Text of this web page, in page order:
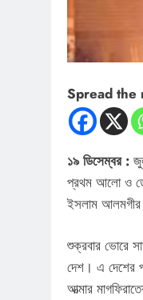
Spread the
১৯ ডিসেম্বর :
প্রথম আলো ও
ইসলাম
শুক্রবার ভোরে
দেশ। এ দেশের
আত্মার